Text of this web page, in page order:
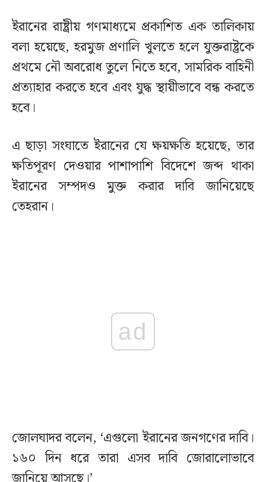
ইরানের রাষ্ট্রীয় গণমাধ্যমে প্রকাশিত এক তালিকায়
বলা হয়েছে, হরমুজ প্রণালি খুলতে হলে যুক্তরাষ্ট্রকে
প্রথমে নৌ অবরোধ তুলে নিতে হবে, সামরিক বাহিনী
প্রত্যাহার করতে হবে এবং যুদ্ধ স্থায়ীভাবে বন্ধ করতে
হবে।
এ ছাড়া সংঘাতে ইরানের যে ক্ষয়ক্ষতি হয়েছে, তার
ক্ষতিপূরণ দেওয়ার পাশাপাশি বিদেশে জব্দ থাকা
ইরানের সম্পদও মুক্ত করার দাবি জানিয়েছে
তেহরান।
ad
জোলঘাদর বলেন, ‘এগুলো ইরানের জনগণের দাবি।
১৬০ দিন ধরে তারা এসব দাবি জোরালোভাবে